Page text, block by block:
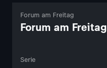
Forum am Freitag
Forum am Freitag
Serie